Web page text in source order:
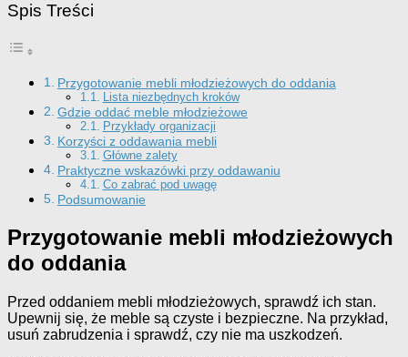
Spis Treści
Przygotowanie mebli młodzieżowych do oddania
Lista niezbędnych kroków
Gdzie oddać meble młodzieżowe
Przykłady organizacji
Korzyści z oddawania mebli
Główne zalety
Praktyczne wskazówki przy oddawaniu
Co zabrać pod uwagę
Podsumowanie
Przygotowanie mebli młodzieżowych
do oddania
Przed oddaniem mebli młodzieżowych, sprawdź ich stan.
Upewnij się, że meble są czyste i bezpieczne. Na przykład,
usuń zabrudzenia i sprawdź, czy nie ma uszkodzeń.